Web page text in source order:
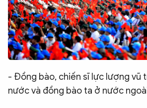
- Đồng bào, chiến sĩ lực lượng vũ
nước và đồng bào ta ở nước